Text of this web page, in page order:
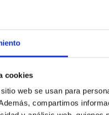
cookies
web se usan para
compartimos
SÍ,
un volantazo
peligro para
baja al